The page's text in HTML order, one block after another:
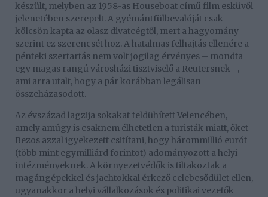
készült, melyben az 1958-as Houseboat című film esküvői
jelenetében szerepelt. A gyémántfülbevalóját csak
kölcsön kapta az olasz divatcégtől, mert a hagyomány
szerint ez szerencsét hoz. A hatalmas felhajtás ellenére a
pénteki szertartás nem volt jogilag érvényes – mondta
egy magas rangú városházi tisztviselő a Reutersnek –,
ami arra utalt, hogy a pár korábban legálisan
összeházasodott.
Az évszázad lagzija sokakat feldühített Velencében,
amely amúgy is csaknem élhetetlen a turisták miatt, őket
Bezos azzal igyekezett csitítani, hogy hárommillió eurót
(több mint egymilliárd forintot) adományozott a helyi
intézményeknek. A környezetvédők is tiltakoztak a
magángépekkel és jachtokkal érkező celebcsődület ellen,
ugyanakkor a helyi vállalkozások és politikai vezetők